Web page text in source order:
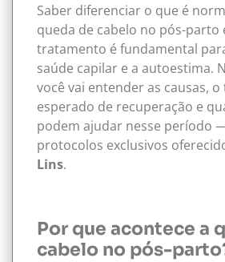
Saber diferenciar o que é
queda de cabelo no pós-parto
tratamento é fundamental
saúde capilar e a autoestima.
você vai entender as causas,
esperado de recuperação e
podem ajudar nesse período
protocolos exclusivos
Lins.
Por que acontece a
cabelo no pós-